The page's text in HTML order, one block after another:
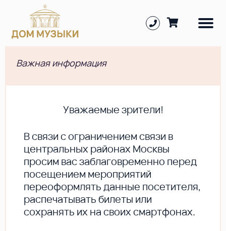
Важная информация
Уважаемые зрители!
В cвязи с ограничением связи в
центральных районах Москвы
просим вас заблаговременно перед
посещением мероприятий
переоформлять данные посетителя,
распечатывать билеты или
сохранять их на своих смартфонах.